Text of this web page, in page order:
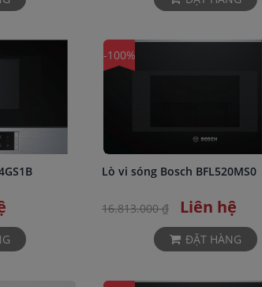
-100%
Lò vi sóng Bosch BFL520MS0
16.813.000 ₫ Liên hệ
ĐẶT HÀNG